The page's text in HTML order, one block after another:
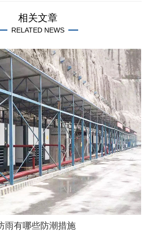
相关文章
RELATED NEWS
雨有哪些防潮措施